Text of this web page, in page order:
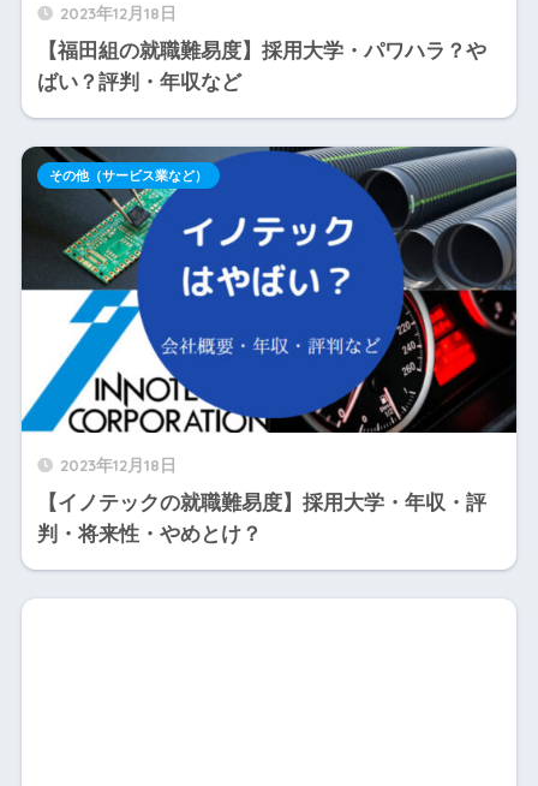
2023年12月18日
【福田組の就職難易度】採用大学・パワハラ？や
ばい？評判・年収など
2023年12月18日
【イノテックの就職難易度】採用大学・年収・評
判・将来性・やめとけ？
その他（サービス業など）